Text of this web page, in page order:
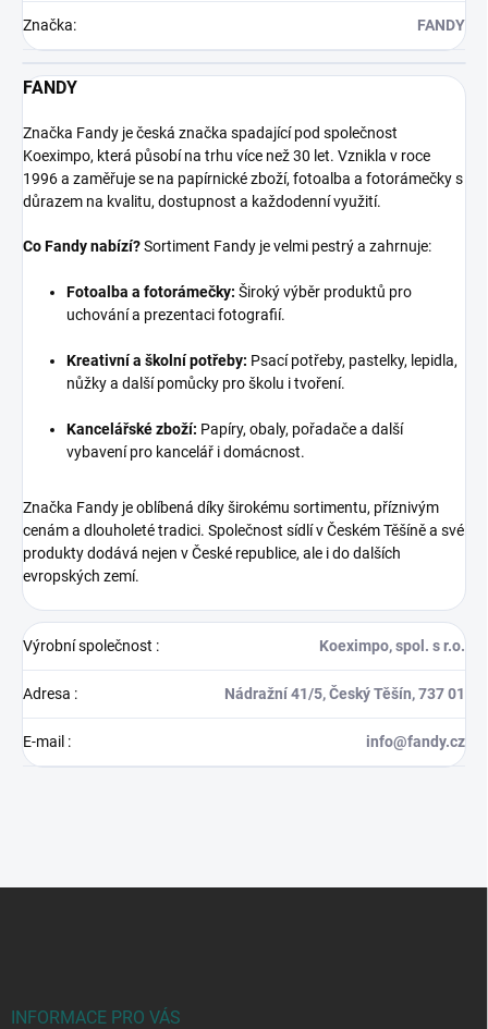
Značka: FANDY
FANDY
Značka Fandy je česká značka spadající pod společnost
Koeximpo, která působí na trhu více než 30 let. Vznikla v roce
1996 a zaměřuje se na papírnické zboží, fotoalba a fotorámečky s
důrazem na kvalitu, dostupnost a každodenní využití.
Co Fandy nabízí?Sortiment Fandy je velmi pestrý a zahrnuje:
Fotoalba a fotorámečky: Široký výběr produktů pro
uchování a prezentaci fotografií.
Kreativní a školní potřeby: Psací potřeby, pastelky, lepidla,
nůžky a další pomůcky pro školu i tvoření.
Kancelářské zboží: Papíry, obaly, pořadače a další
vybavení pro kancelář i domácnost.
Značka Fandy je oblíbená díky širokému sortimentu, příznivým
cenám a dlouholeté tradici. Společnost sídlí v Českém Těšíně a své
produkty dodává nejen v České republice, ale i do dalších
evropských zemí.
Výrobní společnost : Koeximpo, spol. s r.o.
Adresa : Nádražní 41/5, Český Těšín, 737 01
E-mail : info@fandy.cz
INFORMACE PRO VÁS